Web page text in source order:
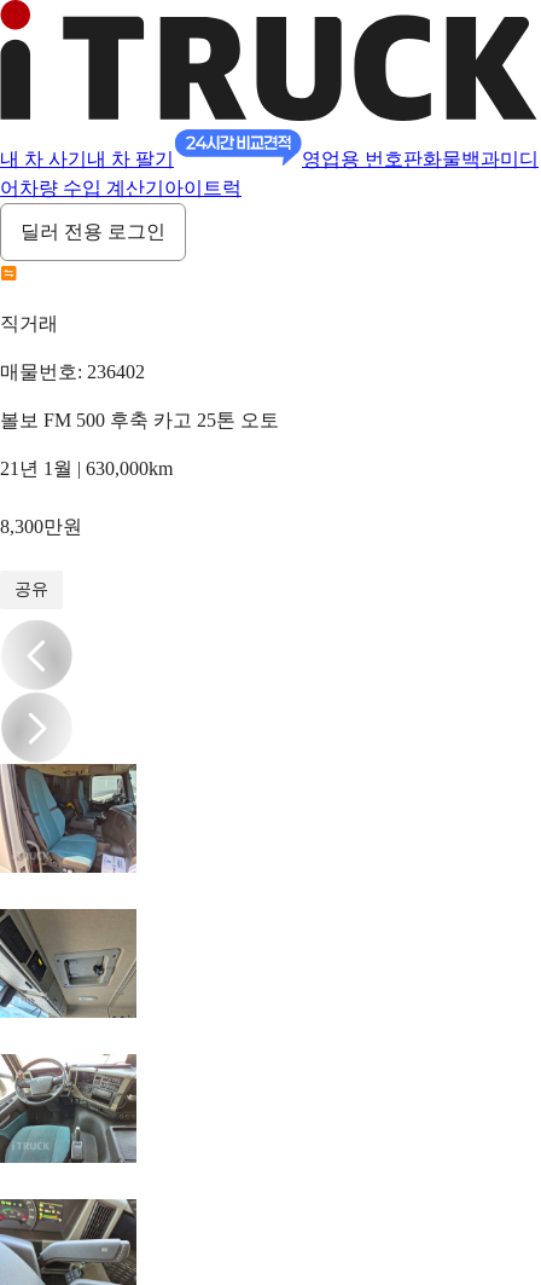
내 차 사기 내 차 팔기 영업용 번호판화물백과미디
어 차량 수입 계산기 아이트럭
딜러 전용 로그인
직거래
매물번호: 236402
볼보 FM 500 후축 카고 25톤 오토
21년 1월 | 630,000km
8,300만원
공유
/20